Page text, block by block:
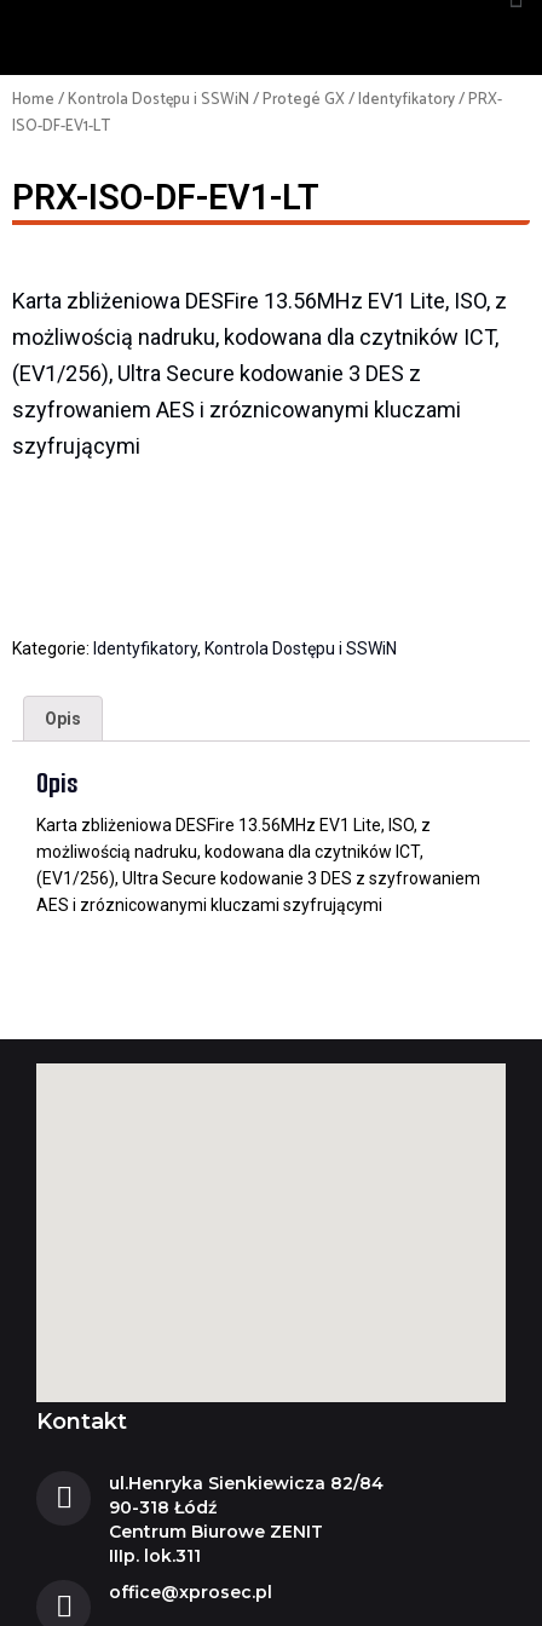
Home/Kontrola Dostępu i SSWiN/Protegé GX/Identyfikatory/ PRX-
ISO-DF-EV1-LT
PRX-ISO-DF-EV1-LT
Karta zbliżeniowa DESFire 13.56MHz EV1 Lite, ISO, z
możliwością nadruku, kodowana dla czytników ICT,
(EV1/256), Ultra Secure kodowanie 3 DES z
szyfrowaniem AES i zróznicowanymi kluczami
szyfrującymi
Kategorie: Identyfikatory, Kontrola Dostępu i SSWiN
Opis
Opis
Karta zbliżeniowa DESFire 13.56MHz EV1 Lite, ISO, z
możliwością nadruku, kodowana dla czytników ICT,
(EV1/256), Ultra Secure kodowanie 3 DES z szyfrowaniem
AES i zróznicowanymi kluczami szyfrującymi
Kontakt
ul.Henryka Sienkiewicza 82/84
90-318 Łódź
Centrum Biurowe ZENIT
IIIp. lok.311
office@xprosec.pl